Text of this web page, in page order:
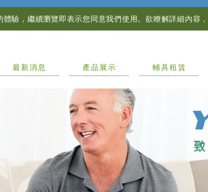
驗，繼續瀏覽即表示您同意我們使用。欲瞭解詳細內容
最新消息
NEWS
產品展示
PRODUCTS
輔具租賃
LEASE